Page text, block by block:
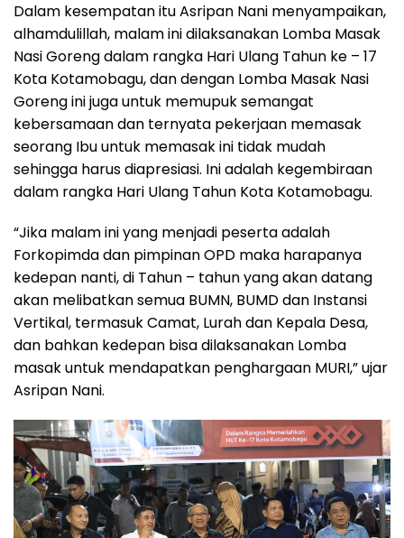
Dalam kesempatan itu Asripan Nani menyampaikan,
alhamdulillah, malam ini dilaksanakan Lomba Masak
Nasi Goreng dalam rangka Hari Ulang Tahun ke – 17
Kota Kotamobagu, dan dengan Lomba Masak Nasi
Goreng ini juga untuk memupuk semangat
kebersamaan dan ternyata pekerjaan memasak
seorang Ibu untuk memasak ini tidak mudah
sehingga harus diapresiasi. Ini adalah kegembiraan
dalam rangka Hari Ulang Tahun Kota Kotamobagu.
“Jika malam ini yang menjadi peserta adalah
Forkopimda dan pimpinan OPD maka harapanya
kedepan nanti, di Tahun – tahun yang akan datang
akan melibatkan semua BUMN, BUMD dan Instansi
Vertikal, termasuk Camat, Lurah dan Kepala Desa,
dan bahkan kedepan bisa dilaksanakan Lomba
masak untuk mendapatkan penghargaan MURI,” ujar
Asripan Nani.